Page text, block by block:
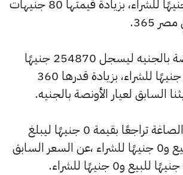
للبيع و56800 جنيهًا للشراء، بزيادة قيمتها 80 جنيهات
365.
وارتفع سعر الأونصة بالجنيه ليسجل 254870 جنيهًا
للبيع و252385 جنيهًا للشراء، بزيادة قدرها 360
السابق لعيار الأونصة بالجنيه.
وشهد سعر دولار الصاغة تراجعًا بقيمة 0 جنيهًا ليبلغ
54.01 جنيهًا للبيع و0 جنيهًا للشراء ،عن السعر السابق